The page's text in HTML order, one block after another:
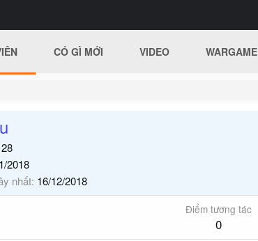
CÓ GÌ MỚI VIDEO WARGAME
28
2018
nhất 16/12/2018
Điểm tương tác
0